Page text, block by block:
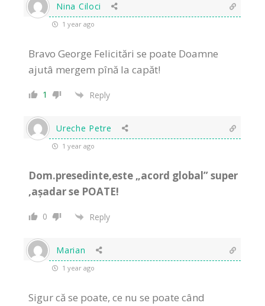
Nina Ciloci
1 year ago
Bravo George Felicitări se poate Doamne
ajutâ mergem pînă la capăt!
1 Reply
Ureche Petre
1 year ago
Dom.presedinte,este „acord global” super
,așadar se POATE!
0 Reply
Marian
1 year ago
Sigur că se poate, ce nu se poate când